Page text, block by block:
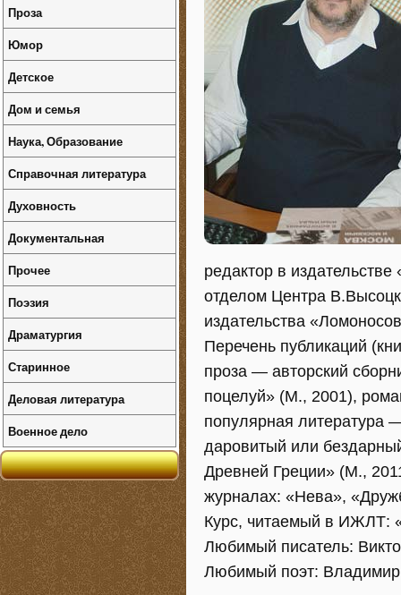
редактор в
отделом Центра
издательства
Перечень публикаций
проза — авторский
поцелуй» (М., 2001),
популярная литература
даровитый или
Древней Греции» (М.,
журналах: «Нева»,
Курс, читаемый в ИЖЛТ:
Любимый писатель:
Любимый поэт: Владимир
Проза
Юмор
Детское
Дом и семья
Наука, Образование
Справочная литература
Духовность
Документальная
Прочее
Поэзия
Драматургия
Старинное
Деловая литература
Военное дело